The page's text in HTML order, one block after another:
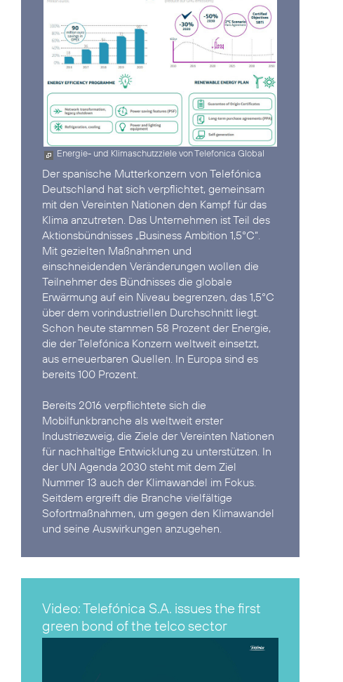
Energie- und Klimaschutzziele von Telefonica Global
Der spanische Mutterkonzern von Telefónica
Deutschland hat sich verpflichtet, gemeinsam
mit den Vereinten Nationen den Kampf für das
Klima anzutreten. Das Unternehmen ist Teil des
Aktionsbündnisses „Business Ambition 1,5°C“.
Mit gezielten Maßnahmen und
einschneidenden Veränderungen wollen die
Teilnehmer des Bündnisses die globale
Erwärmung auf ein Niveau begrenzen, das 1,5°C
über dem vorindustriellen Durchschnitt liegt.
Schon heute stammen 58 Prozent der Energie,
die der Telefónica Konzern weltweit einsetzt,
aus erneuerbaren Quellen. In Europa sind es
bereits 100 Prozent.
Bereits 2016 verpflichtete sich die
Mobilfunkbranche als weltweit erster
Industriezweig, dieZiele der Vereinten Nationen
für nachhaltige Entwicklung zu unterstützen. In
der UN Agenda 2030 steht mit dem Ziel
Nummer 13 auch der Klimawandel im Fokus.
Seitdem ergreift die Branche vielfältige
Sofortmaßnahmen, um gegen den Klimawandel
Video: Telefónica S.A. issues the first
green bond of the telco sector